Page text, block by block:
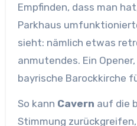
Empfinden, dass man
Parkhaus
sieht: nämlich etwas
anmutendes. Ein
bayrische Barockkirche
So kann Cavern auf die
Stimmung